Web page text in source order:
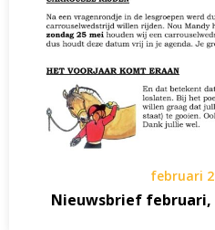
februari
Nieuwsbrief februari,